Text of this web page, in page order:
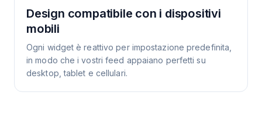
Design compatibile con i dispositivi
mobili
Ogni widget è reattivo per impostazione predefinita,
in modo che i vostri feed appaiano perfetti su
desktop, tablet e cellulari.